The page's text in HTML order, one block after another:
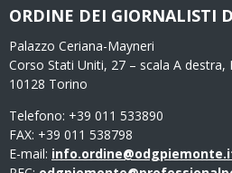
ORDINE DEI GIORNALISTI
Palazzo Ceriana-Mayneri
Corso Stati Uniti, 27 – scala A destra,
10128 Torino
Telefono: +39 011 533890
FAX: +39 011 538798
E-mail: